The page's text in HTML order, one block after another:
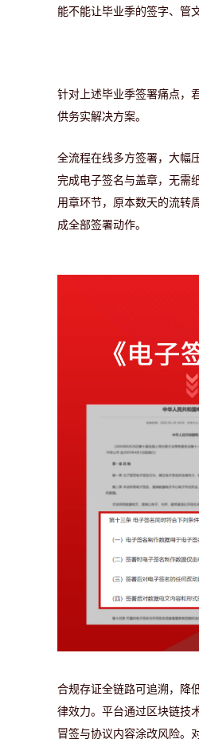
能不能让毕业季的签字、管
针对上述毕业季签署痛点，
供务实解决方案。
全流程在线多方签署，大幅
完成电子签名与盖章，无需
用章环节，原本数天的流转
成全部签署动作。
合规存证全链路可追溯，降
律效力。平台通过区块链技
冒签与协议内容涂改风险。